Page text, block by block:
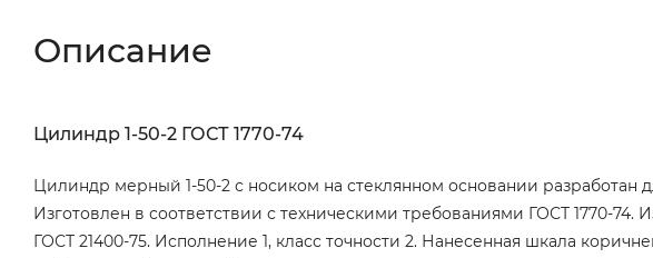
Описание
Цилиндр 1-50-2 ГОСТ 1770-74
Цилиндр мерный 1-50-2 с носиком на стеклянном основании разработан
Изготовлен в соответствии с техническими требованиями ГОСТ 1770-74.
ГОСТ 21400-75. Исполнение 1, класс точности 2. Нанесенная шкала